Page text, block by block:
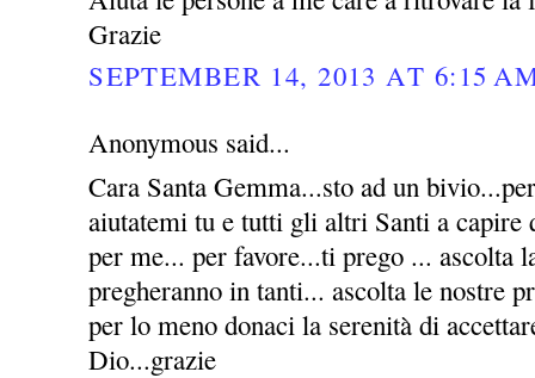
Grazie
SEPTEMBER 14, 2013 AT 6:15
Anonymous said...
Cara Santa Gemma...sto ad un
aiutatemi tu e tutti gli altri Santi a capire
per me... per favore...ti prego ... ascolta
pregheranno in tanti... ascolta le nostre
per lo meno donaci la serenità di
Dio...grazie